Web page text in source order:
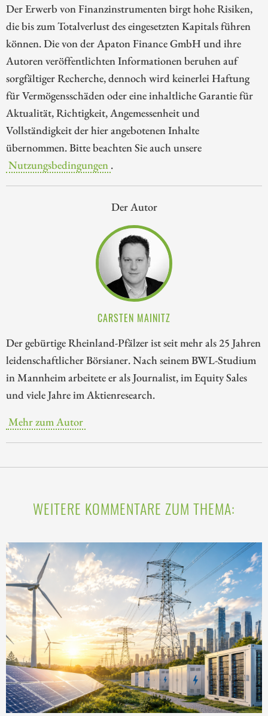
Der Erwerb von Finanzinstrumenten birgt hohe Risiken,
die bis zum Totalverlust des eingesetzten Kapitals führen
können. Die von der Apaton Finance GmbH und ihre
Autoren veröffentlichten Informationen beruhen auf
sorgfältiger Recherche, dennoch wird keinerlei Haftung
für Vermögensschäden oder eine inhaltliche Garantie für
Aktualität, Richtigkeit, Angemessenheit und
Vollständigkeit der hier angebotenen Inhalte
übernommen. Bitte beachten Sie auch unsere
Nutzungsbedingungen .
Der Autor
CARSTEN MAINITZ
Der gebürtige Rheinland-Pfälzer ist seit mehr als 25 Jahren
leidenschaftlicher Börsianer. Nach seinem BWL-Studium
in Mannheim arbeitete er als Journalist, im Equity Sales
und viele Jahre im Aktienresearch.
Mehr zum Autor
WEITERE KOMMENTARE ZUM THEMA: